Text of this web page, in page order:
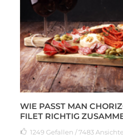
WIE PASST MAN
FILET RICHTIG
1249 Gefallen / 7483